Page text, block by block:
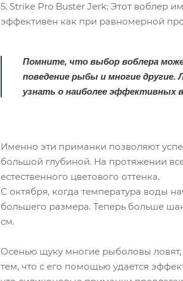
5. Strike Pro Buster Jerk: Этот воблер
эффективен как при равномерной
Помните, что выбор воблера
поведение рыбы и многие
узнать о наиболее эффективных
Именно эти приманки позволяют
большой глубиной. На протяжении
естественного цветового оттенка.
С октября, когда температура воды
большего размера. Теперь больше
см.
Осенью щуку многие рыболовы
тем, что с его помощью удается